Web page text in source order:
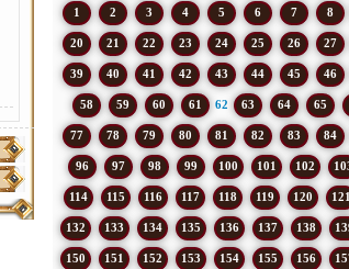
1 2 3 4 5 6 7 8
20 21 22 23 24 25 26 27
39 40 41 42 43 44 45 46
58 59 60 61 62 63 64 65
77 78 79 80 81 82 83 84
96 97 98 99 100 101 102
114 115 116 117 118 119 120 121
132 133 134 135 136 137 138
150 151 152 153 154 155 156